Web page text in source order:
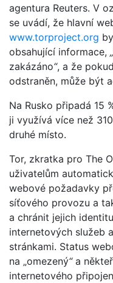
agentura Reuters. V
se uvádí, že hlavní
www.torproject.org
obsahující informace, „
zakázáno“, a že
odstraněn, může být
Na Rusko připadá 15
ji využívá více než
druhé místo.
Tor, zkratka pro The
uživatelům
webové požadavky
síťového provozu a
a chránit jejich
internetových služeb
stránkami. Status
na „omezený“a
internetového